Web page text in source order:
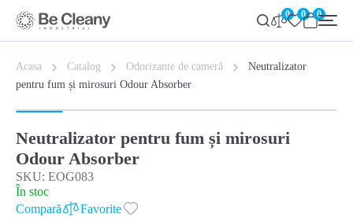
0 0 0
Acasa Catalog Odorizante de cameră
Neutralizator
pentru fum și mirosuri Odour Absorber
Neutralizator pentru fum și mirosuri
Odour Absorber
SKU: EOG083
În stoc
Compară
Favorite